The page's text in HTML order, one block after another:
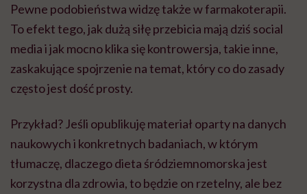
Pewne podobieństwa widzę także w farmakoterapii.
To efekt tego, jak dużą siłę przebicia mają dziś social
media i jak mocno klika się kontrowersja, takie inne,
zaskakujące spojrzenie na temat, który co do zasady
często jest dość prosty.
Przykład? Jeśli opublikuję materiał oparty na danych
naukowych i konkretnych badaniach, w którym
tłumaczę, dlaczego dieta śródziemnomorska jest
korzystna dla zdrowia, to będzie on rzetelny, ale bez